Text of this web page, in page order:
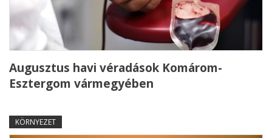
Augusztus havi véradások Komárom-
Esztergom vármegyében
KÖRNYEZET